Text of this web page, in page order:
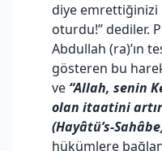
diye emrettiğinizi
oturdu!” dediler.
Abdullah (ra)’ın
gösteren bu
ve “Allah, senin
olan itaatini
(Hayâtü’s-
hükümlere